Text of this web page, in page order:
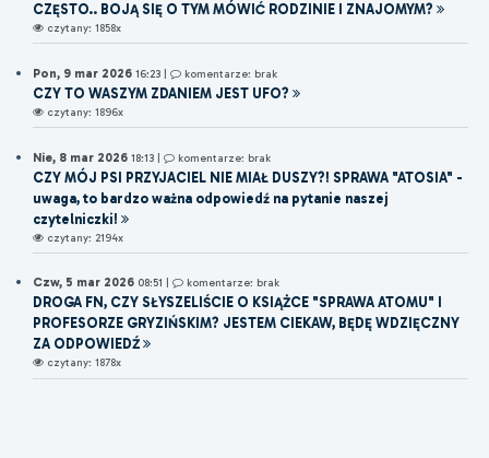
CZĘSTO.. BOJĄ SIĘ O TYM MÓWIĆ RODZINIE I ZNAJOMYM?
czytany: 1858x
Pon, 9 mar 2026 16:23 | komentarze: brak
CZY TO WASZYM ZDANIEM JEST UFO?
czytany: 1896x
Nie, 8 mar 2026 18:13 | komentarze: brak
CZY MÓJ PSI PRZYJACIEL NIE MIAŁ DUSZY?! SPRAWA "ATOSIA" -
uwaga, to bardzo ważna odpowiedź na pytanie naszej
czytelniczki!
czytany: 2194x
Czw, 5 mar 2026 08:51 komentarze: brak
DROGA FN, CZY SŁYSZELIŚCIE O KSIĄŻCE "SPRAWA ATOMU" I
PROFESORZE GRYZIŃSKIM? JESTEM CIEKAW, BĘDĘ WDZIĘCZNY
ZA ODPOWIEDŹ
czytany: 1878x